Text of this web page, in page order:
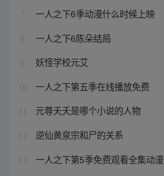
7 一人之下6季动漫什么时候上映
8 一人之下6陈朵结局
9 妖怪学校元艾
10 一人之下第五季在线播放免费
元尊夭夭是哪个小说的人物
12 逆仙黄泉宗和尸的关系
13 一人之下第5季免费观看全集动漫